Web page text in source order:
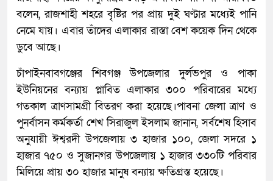
বলেন, রাজশাহী শহরে বৃষ্টির পর প্রায় দুই ঘণ্টার মধ্যেই পানি
নেমে যায়। এবার তাঁদের এলাকার রাস্তা বেশ কয়েক দিন থেকে
ডুবে আছে।
চাঁপাইনবাবগঞ্জের শিবগঞ্জ উপজেলার দুর্লভপুর ও পাকা
ইউনিয়নের বন্যায় প্লাবিত এলাকার ৩০০ পরিবারের মধ্যে
গতকাল ত্রাণসামগ্রী বিতরণ করা হয়েছে।পাবনা জেলা ত্রাণ ও
পুনর্বাসন কর্মকর্তা শেখ সিরাজুল ইসলাম জানান, সর্বশেষ হিসাব
অনুযায়ী ঈশ্বরদী উপজেলায় ৩ হাজার ১০০, জেলা সদরে ১
হাজার ৭৫০ ও সুজানগর উপজেলায় ১ হাজার ৩৩০টি পরিবার
মিলিয়ে প্রায় ৩০ হাজার মানুষ বন্যায় ক্ষতিগ্রস্ত হয়েছে।